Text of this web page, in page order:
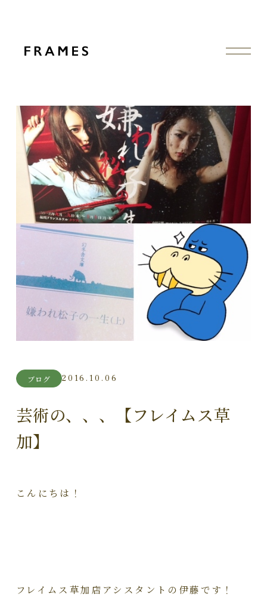
ブログ 2016.10.06
芸術の、、、【フレイムス草
加】
こんにちは！
フレイムス草加店アシスタントの伊藤です！